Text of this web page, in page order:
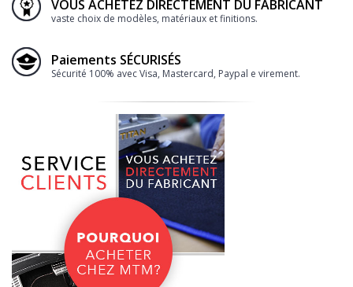
VOUS ACHETEZ DIRECTEMENT DU FABRICANT
vaste choix de modèles, matériaux et finitions.
Paiements SÉCURISÉS
Sécurité 100% avec Visa, Mastercard, Paypal e virement.